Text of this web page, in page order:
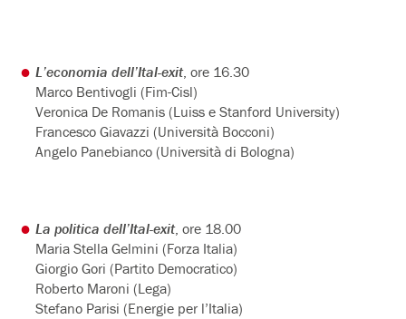
L’economia dell’Ital-exit, ore 16.30
Marco Bentivogli (Fim-Cisl)
Veronica De Romanis (Luiss e Stanford University)
Francesco Giavazzi (Università Bocconi)
Angelo Panebianco (Università di Bologna)
La politica dell’Ital-exit, ore 18.00
Maria Stella Gelmini (Forza Italia)
Giorgio Gori (Partito Democratico)
Roberto Maroni (Lega)
Stefano Parisi (Energie per l’Italia)